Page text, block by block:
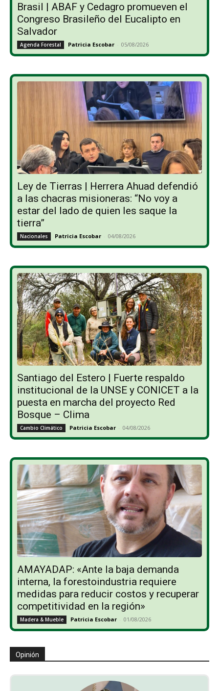
Brasil | ABAF y Cedagro promueven el
Congreso Brasileño del Eucalipto en
Salvador
Agenda Forestal Patricia Escobar - 05/08/2026
Ley de Tierras | Herrera Ahuad defendió
a las chacras misioneras: “No voy a
estar del lado de quien les saque la
tierra”
Nacionales Patricia Escobar - 04/08/2026
Santiago del Estero | Fuerte respaldo
institucional de la UNSE y CONICET a la
puesta en marcha del proyecto Red
Bosque – Clima
Cambio Climático Patricia Escobar - 04/08/2026
AMAYADAP: «Ante la baja demanda
interna, la forestoindustria requiere
medidas para reducir costos y recuperar
competitividad en la región»
Madera & Mueble Patricia Escobar - 01/08/2026
Opinión